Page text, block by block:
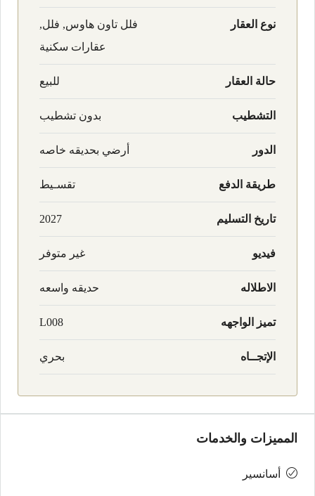
نوع العقار
فلل تاون هاوس, فلل,
عقارات سكنية
حالة العقار للبيع
التشطيب بدون تشطيب
الدور أرضي بحديقه خاصه
طريقة الدفع تقسـيط
تاريخ التسليم 2027
فيديو غير متوفر
الاطلاله حديقه واسعه
تميز الواجهه L008
الإتجــاه بحري
المميزات والخدمات
أسانسير